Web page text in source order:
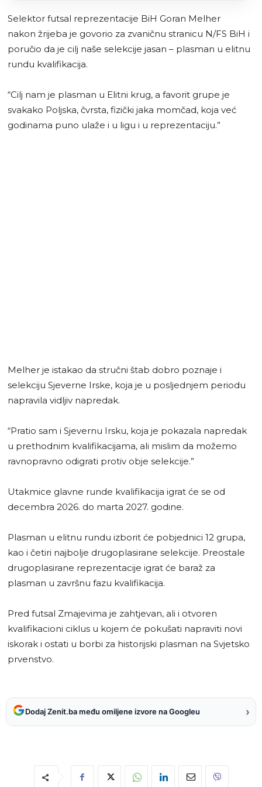
Selektor futsal reprezentacije BiH Goran Melher
nakon žrijeba je govorio za zvaničnu stranicu N/FS BiH i
poručio da je cilj naše selekcije jasan – plasman u elitnu
rundu kvalifikacija.
“Cilj nam je plasman u Elitni krug, a favorit grupe je
svakako Poljska, čvrsta, fizički jaka momčad, koja već
godinama puno ulaže i u ligu i u reprezentaciju.”
Melher je istakao da stručni štab dobro poznaje i
selekciju Sjeverne Irske, koja je u posljednjem periodu
napravila vidljiv napredak.
“Pratio sam i Sjevernu Irsku, koja je pokazala napredak
u prethodnim kvalifikacijama, ali mislim da možemo
ravnopravno odigrati protiv obje selekcije.”
Utakmice glavne runde kvalifikacija igrat će se od
decembra 2026. do marta 2027. godine.
Plasman u elitnu rundu izborit će pobjednici 12 grupa,
kao i četiri najbolje drugoplasirane selekcije. Preostale
drugoplasirane reprezentacije igrat će baraž za
plasman u završnu fazu kvalifikacija.
Pred futsal Zmajevima je zahtjevan, ali i otvoren
kvalifikacioni ciklus u kojem će pokušati napraviti novi
iskorak i ostati u borbi za historijski plasman na Svjetsko
prvenstvo.
Dodaj Zenit.ba među omiljene izvore na Googleu ›